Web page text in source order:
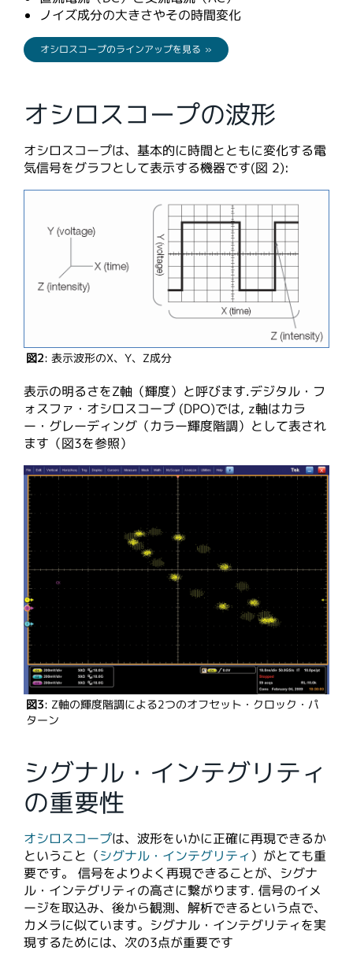
ノイズ成分の大きさやその時間変化
オシロスコープのラインアップを見る »
オシロスコープの波形
オシロスコープは、基本的に時間とともに変化する電
気信号をグラフとして表示する機器です(図 2):
図2: 表示波形のX、Y、Z成分
表示の明るさをZ軸（輝度）と呼びます.デジタル・フ
ォスファ・オシロスコープ (DPO)では, z軸はカラ
ー・グレーディング（カラー輝度階調）として表され
ます（図3を参照）
図3: Z軸の輝度階調による2つのオフセット・クロック・パ
ターン
シグナル・インテグリティ
の重要性
オシロスコープは、波形をいかに正確に再現できるか
ということ（シグナル・インテグリティ ）がとても重
要です。 信号をよりよく再現できることが、シグナ
ル・インテグリティの高さに繋がります. 信号のイメ
ージを取込み、後から観測、解析できるという点で、
カメラに似ています。シグナル・インテグリティを実
現するためには、次の3点が重要です